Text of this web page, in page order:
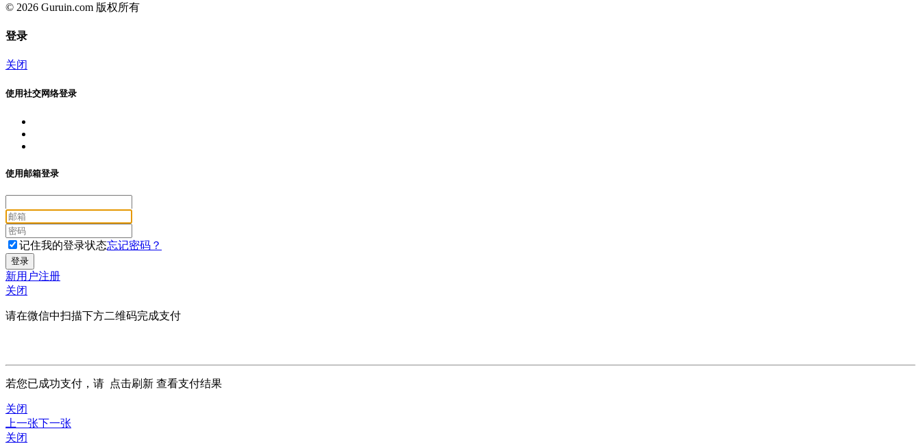
© 2026 Guruin.com 版权所有
登录
关闭
使用社交网络登录
使用邮箱登录
记住我的登录状态忘记密码？
新用户注册
关闭
请在微信中扫描下方二维码完成支付
若您已成功支付，请 点击刷新 查看支付结果
关闭
上一张下一张
关闭